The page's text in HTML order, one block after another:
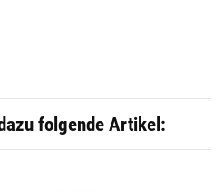
folgende Artikel: